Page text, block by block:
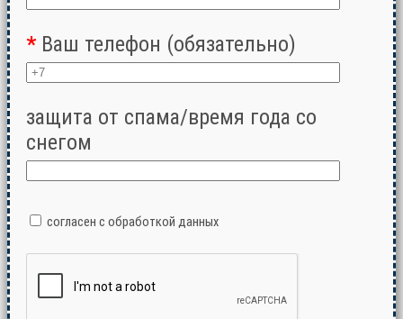
* Ваш телефон (обязательно)
защита от спама/время года со
снегом
согласен с обработкой данных